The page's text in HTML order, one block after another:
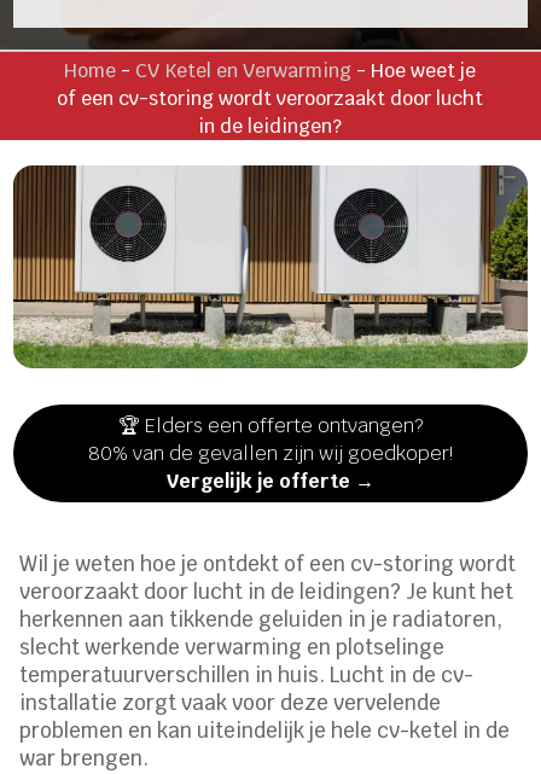
Home - CV Ketel en Verwarming - Hoe weet je
of een cv-storing wordt veroorzaakt door lucht
in de leidingen?
🏆 Elders een offerte ontvangen?
80% van de gevallen zijn wij goedkoper!
Vergelijk je offerte →
Wil je weten hoe je ontdekt of een cv-storing wordt
veroorzaakt door lucht in de leidingen? Je kunt het
herkennen aan tikkende geluiden in je radiatoren,
slecht werkende verwarming en plotselinge
temperatuurverschillen in huis. Lucht in de cv-
installatie zorgt vaak voor deze vervelende
problemen en kan uiteindelijk je hele cv-ketel in de
war brengen.